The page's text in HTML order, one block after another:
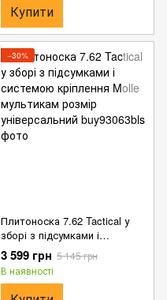
Купити
−30%
Плитоноска 7.62 Tactical у
зборі з підсумками і
системою кріплення Molle
мультикам розмір
універсальний
3 599 грн 5 145 грн
В наявності